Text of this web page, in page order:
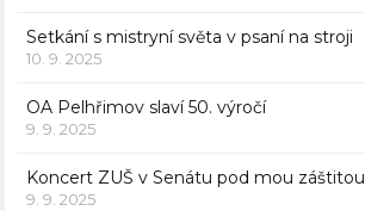
Setkání s mistryní světa v psaní na stroji
10. 9. 2025
OA Pelhřimov slaví 50. výročí
9. 9. 2025
Koncert ZUŠ v Senátu pod mou záštitou
9. 9. 2025